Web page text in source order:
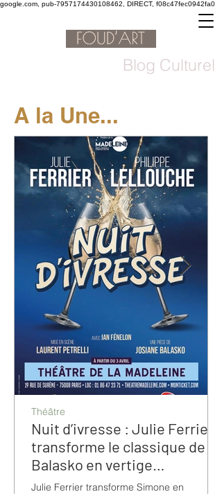
google.com, pub-7957174430108462, DIRECT, f08c47fec0942fa0
Blog Culturel
A la Une...
Nuit d’ivresse : Julie Ferrier
transforme le classique de
Balasko en vertige
bouleversant
Julie Ferrier transforme Simone en
Théâtre